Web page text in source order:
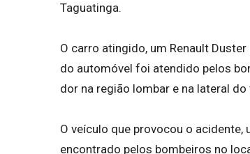
Taguatinga.
O carro atingido, um Renault
do automóvel foi atendido pelos
dor na região lombar e na lateral
O veículo que provocou o
encontrado pelos bombeiros no